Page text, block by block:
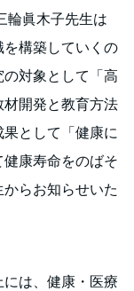
輪眞木子先生は
を構築していくの
対象として「高
開発と教育方法
として「健康に
康寿命をのばそ
らお知らせいた
は、健康・医療